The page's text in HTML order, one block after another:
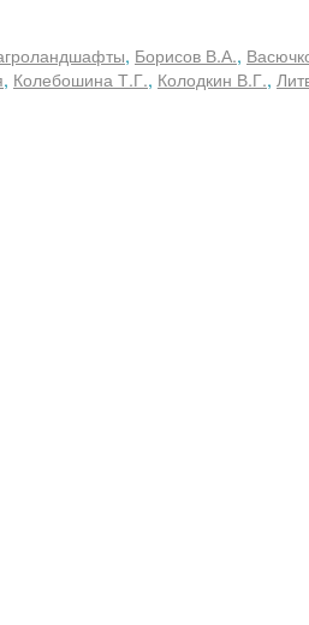
, Борисов В.А.,
, Колебошина Т.Г., Колодкин В.Г.,